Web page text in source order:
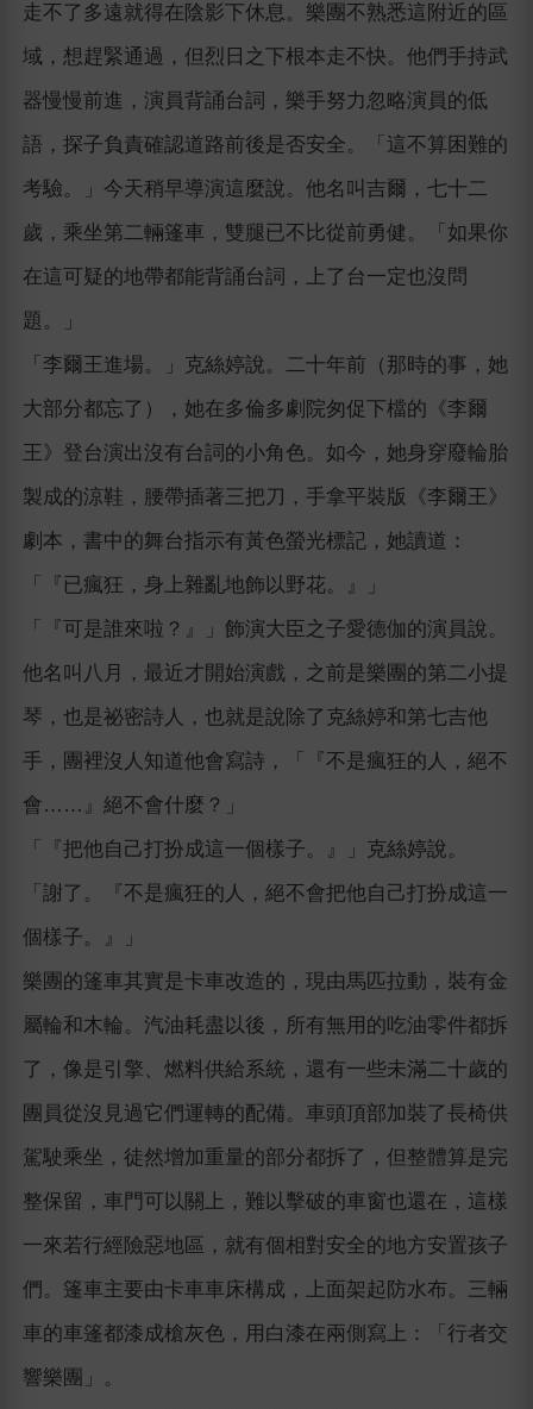
走不了多遠就得在陰影下休息。樂團不熟悉這附近的區
域，想趕緊通過，但烈日之下根本走不快。他們手持武
器慢慢前進，演員背誦台詞，樂手努力忽略演員的低
語，探子負責確認道路前後是否安全。「這不算困難的
考驗。」今天稍早導演這麼說。他名叫吉爾，七十二
歲，乘坐第二輛篷車，雙腿已不比從前勇健。「如果你
在這可疑的地帶都能背誦台詞，上了台一定也沒問
題。」
「李爾王進場。」克絲婷說。二十年前（那時的事，她
大部分都忘了），她在多倫多劇院匆促下檔的《李爾
王》登台演出沒有台詞的小角色。如今，她身穿廢輪胎
製成的涼鞋，腰帶插著三把刀，手拿平裝版《李爾王》
劇本，書中的舞台指示有黃色螢光標記，她讀道：
「『已瘋狂，身上雜亂地飾以野花。』」
「『可是誰來啦？』」飾演大臣之子愛德伽的演員說。
他名叫八月，最近才開始演戲，之前是樂團的第二小提
琴，也是祕密詩人，也就是說除了克絲婷和第七吉他
手，團裡沒人知道他會寫詩，「『不是瘋狂的人，絕不
會……』絕不會什麼？」
「『把他自己打扮成這一個樣子。』」克絲婷說。
「謝了。『不是瘋狂的人，絕不會把他自己打扮成這一
個樣子。』」
樂團的篷車其實是卡車改造的，現由馬匹拉動，裝有金
屬輪和木輪。汽油耗盡以後，所有無用的吃油零件都拆
了，像是引擎、燃料供給系統，還有一些未滿二十歲的
團員從沒見過它們運轉的配備。車頭頂部加裝了長椅供
駕駛乘坐，徒然增加重量的部分都拆了，但整體算是完
整保留，車門可以關上，難以擊破的車窗也還在，這樣
一來若行經險惡地區，就有個相對安全的地方安置孩子
們。篷車主要由卡車車床構成，上面架起防水布。三輛
車的車篷都漆成槍灰色，用白漆在兩側寫上：「行者交
響樂團」。